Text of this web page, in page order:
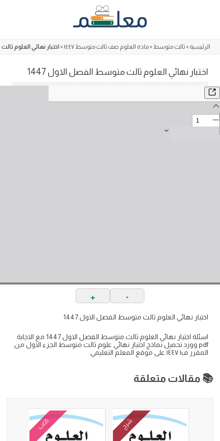
الرئيسية » ثالث متوسط »مادة العلوم صف ثالث متوسط ١٤٤٧ » اختبار نهائي العلوم
اختبار نهائي العلوم ثالث متوسط الفصل الاول 1447
-
+
اختبار نهائي العلوم ثالث متوسط الفصل الاول 1447
اسئلة اختبار نهائي العلوم ثالث متوسط الفصل الاول 1447 مع الاجابة
pdf وورد تحميل نماذج اختبار نهائي علوم ثالث متوسط الجزء الاول من
المقرر ف١ ١٤٤٧ على موقع المعلم التعليمي.
📚 مقالات متعلقة
شرح كتاب